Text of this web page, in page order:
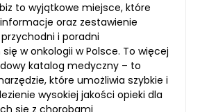
to wyjątkowe miejsce, które
oraz zestawienie
przychodni i poradni
w onkologii w Polsce. To więcej
katalog medyczny – to
które umożliwia szybkie i
wysokiej jakości opieki dla
się z chorobami